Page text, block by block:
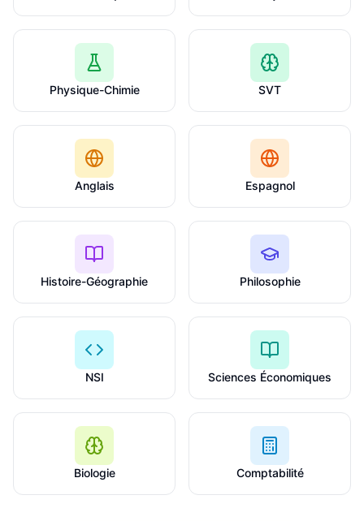
Physique-Chimie SVT
Anglais Espagnol
Histoire-Géographie Philosophie
NSI Sciences Économiques
Biologie Comptabilité